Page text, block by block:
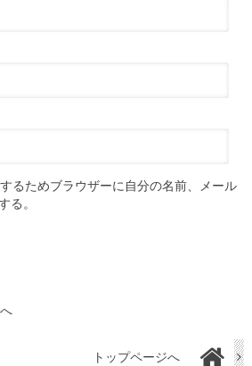
るためブラウザーに自分の名前、メール
る。
トップページへ